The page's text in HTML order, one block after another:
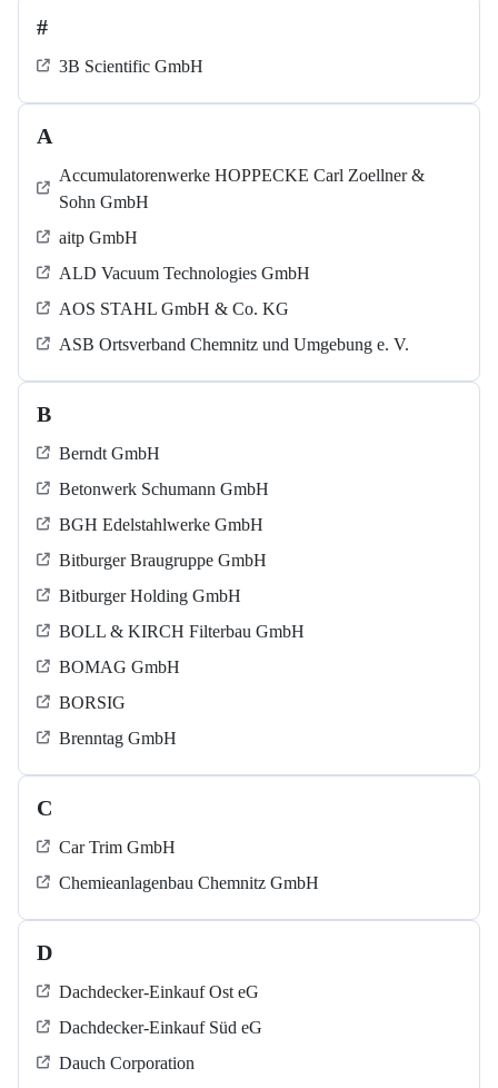
#
3B Scientific GmbH
A
Accumulatorenwerke HOPPECKE Carl Zoellner &
Sohn GmbH
aitp GmbH
ALD Vacuum Technologies GmbH
AOS STAHL GmbH & Co. KG
ASB Ortsverband Chemnitz und Umgebung e. V.
B
Berndt GmbH
Betonwerk Schumann GmbH
BGH Edelstahlwerke GmbH
Bitburger Braugruppe GmbH
Bitburger Holding GmbH
BOLL & KIRCH Filterbau GmbH
BOMAG GmbH
BORSIG
Brenntag GmbH
C
Car Trim GmbH
Chemieanlagenbau Chemnitz GmbH
D
Dachdecker-Einkauf Ost eG
Dachdecker-Einkauf Süd eG
Dauch Corporation